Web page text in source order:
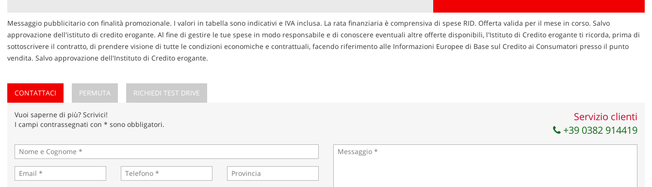
Messaggio pubblicitario con finalità promozionale. I valori in tabella sono indicativi e IVA inclusa. La rata finanziaria è comprensiva di spese RID. Offerta valida per il mese in corso. Salvo
approvazione dell'istituto di credito erogante. Al fine di gestire le tue spese in modo responsabile e di conoscere eventuali altre offerte disponibili, l'Istituto di Credito erogante ti ricorda, prima di
sottoscrivere il contratto, di prendere visione di tutte le condizioni economiche e contrattuali, facendo riferimento alle Informazioni Europee di Base sul Credito ai Consumatori presso il punto
vendita. Salvo approvazione dell'Instituto di Credito erogante.
CONTATTACI PERMUTA RICHIEDI TEST DRIVE
Vuoi saperne di più? Scrivici!
I campi contrassegnati con * sono obbligatori.
Servizio clienti
+39 0382 914419